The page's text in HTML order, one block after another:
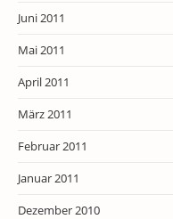
Juni 2011
Mai 2011
April 2011
März 2011
Februar 2011
Januar 2011
Dezember 2010